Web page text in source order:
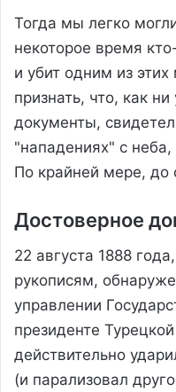
Тогда мы легко
некоторое время
и убит одним из
признать, что, как
документы,
"нападениях" с
По крайней мере, до
Достоверное
22 августа 1888
рукописям,
управлении
президенте
действительно
(и парализовал